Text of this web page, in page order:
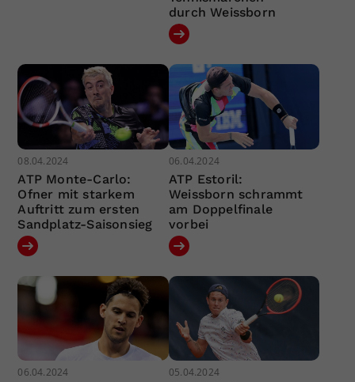
durch Weissborn
08.04.2024
ATP Monte-Carlo:
Ofner mit starkem
Auftritt zum ersten
Sandplatz-Saisonsieg
06.04.2024
ATP Estoril:
Weissborn schrammt
am Doppelfinale
vorbei
06.04.2024 05.04.2024